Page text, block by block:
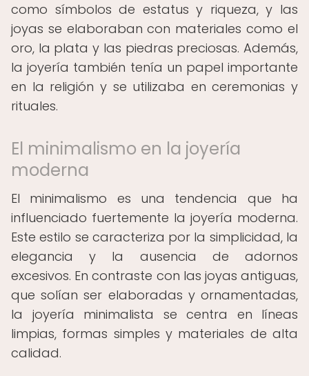
como símbolos de estatus y riqueza, y las
joyas se elaboraban con materiales como el
oro, la plata y las piedras preciosas. Además,
la joyería también tenía un papel importante
en la religión y se utilizaba en ceremonias y
rituales.
El minimalismo en la joyería
moderna
El minimalismo es una tendencia que ha
influenciado fuertemente la joyería moderna.
Este estilo se caracteriza por la simplicidad, la
elegancia y la ausencia de adornos
excesivos. En contraste con las joyas antiguas,
que solían ser elaboradas y ornamentadas,
la joyería minimalista se centra en líneas
limpias, formas simples y materiales de alta
calidad.